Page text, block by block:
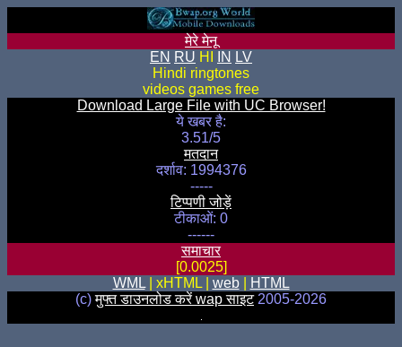
मेरे मेनू
EN RU HI IN LV
Hindi ringtones
videos games free
Download Large File with UC Browser!
ये खबर है:
3.51/5
मतदान
दर्शाव: 1994376
-----
टिप्पणी जोड़ें
टीकाओं: 0
------
समाचार
[0.0025]
WML| xHTML | web|
HTML
(c)मुफ्त डाउनलोड करें wap साइट2005-2026